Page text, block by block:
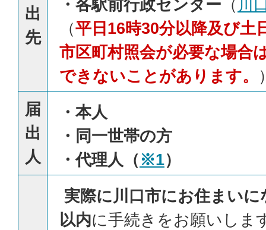
出
先
・各駅前行政センター （ 川
（平日16時30分以降及び土
市区町村照会が必要な場合
できないことがあります。
届
出
人
・本人
・同一世帯の方
・代理人（※1）
実際に川口市にお住まい
以内に手続きをお願いしま